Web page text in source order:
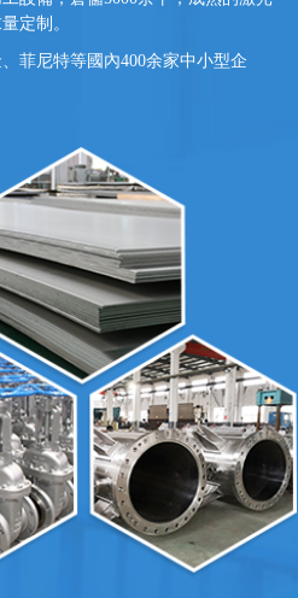
定制。
菲尼特等國內400余家中小型企